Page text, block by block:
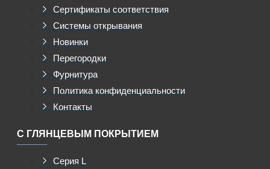
Сертификаты соответствия
Системы открывания
Новинки
Перегородки
Фурнитура
Политика конфиденциальности
Контакты
С ГЛЯНЦЕВЫМ ПОКРЫТИЕМ
Серия L